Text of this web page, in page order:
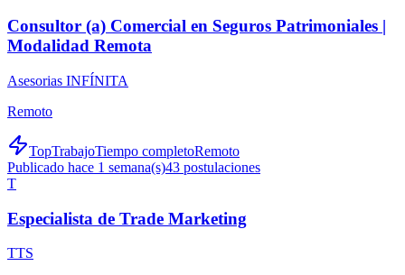
Consultor (a) Comercial en Seguros Patrimoniales |
Modalidad Remota
Asesorias INFÍNITA
Remoto
TopTrabajoTiempo completoRemoto
Publicado hace 1 semana(s)43 postulaciones
T
Especialista de Trade Marketing
TTS